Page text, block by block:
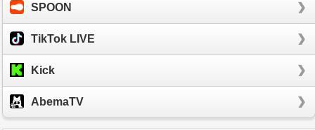
SPOON
TikTok LIVE
Kick
AbemaTV